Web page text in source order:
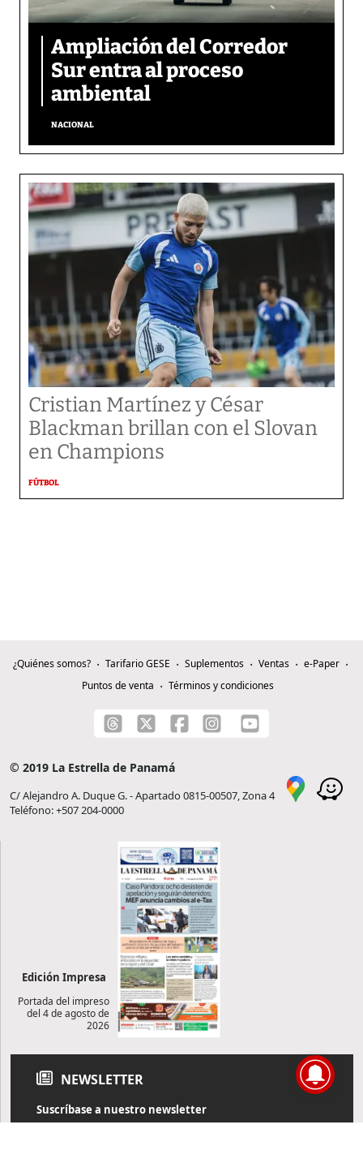
Ampliación del Corredor
Sur entra al proceso
ambiental
NACIONAL
Cristian Martínez y César
Blackman brillan con el Slovan
en Champions
FÚTBOL
¿Quiénes somos? Tarifario GESE Suplementos Ventas
e-Paper
Puntos de venta
Términos y condiciones
© 2019 La Estrella de Panamá
C/ Alejandro A. Duque G. - Apartado 0815-00507, Zona 4
Teléfono: +507 204-0000
Edición Impresa
Portada del impreso
del 4 de agosto de
2026
NEWSLETTER
Suscríbase a nuestro newsletter
Reciba diariamente información de actualidad directamente en